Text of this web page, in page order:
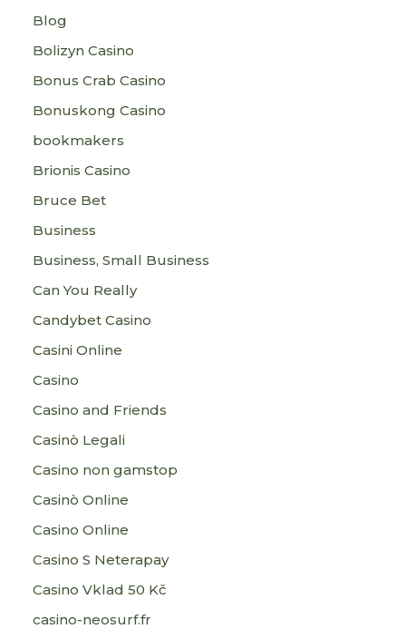
Blog
Bolizyn Casino
Bonus Crab Casino
Bonuskong Casino
bookmakers
Brionis Casino
Bruce Bet
Business
Business, Small Business
Can You Really
Candybet Casino
Casini Online
Casino
Casino and Friends
Casinò Legali
Casino non gamstop
Casinò Online
Casino Online
Casino S Neterapay
Casino Vklad 50 Kč
casino-neosurf.fr